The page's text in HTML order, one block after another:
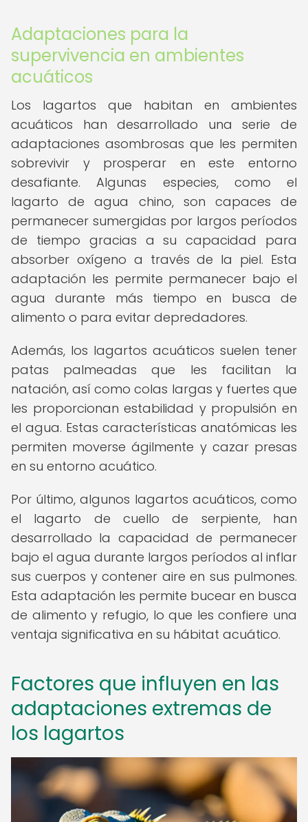
Adaptaciones para la
supervivencia en ambientes
acuáticos
Los lagartos que habitan en ambientes
acuáticos han desarrollado una serie de
adaptaciones asombrosas que les permiten
sobrevivir y prosperar en este entorno
desafiante. Algunas especies, como el
lagarto de agua chino, son capaces de
permanecer sumergidas por largos períodos
de tiempo gracias a su capacidad para
absorber oxígeno a través de la piel. Esta
adaptación les permite permanecer bajo el
agua durante más tiempo en busca de
alimento o para evitar depredadores.
Además, los lagartos acuáticos suelen tener
patas palmeadas que les facilitan la
natación, así como colas largas y fuertes que
les proporcionan estabilidad y propulsión en
el agua. Estas características anatómicas les
permiten moverse ágilmente y cazar presas
en su entorno acuático.
Por último, algunos lagartos acuáticos, como
el lagarto de cuello de serpiente, han
desarrollado la capacidad de permanecer
bajo el agua durante largos períodos al inflar
sus cuerpos y contener aire en sus pulmones.
Esta adaptación les permite bucear en busca
de alimento y refugio, lo que les confiere una
ventaja significativa en su hábitat acuático.
Factores que influyen en las
adaptaciones extremas de
los lagartos